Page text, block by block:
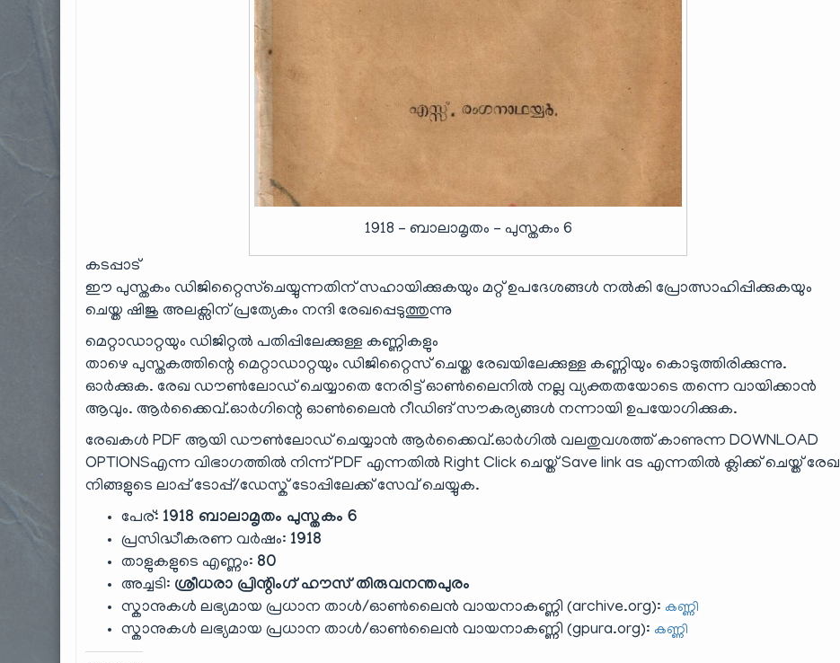
1918 – ബാലാമൃതം – പുസ്തകം 6
കടപ്പാട്
ഈ പുസ്തകം ഡിജിറ്റൈസ്ചെയ്യുന്നതിന് സഹായിക്കുകയും മറ്റ് ഉപദേശങ്ങൾ നൽകി പ്രോത്സാഹിപ്പിക്കുകയും
ചെയ്ത ഷിജു അലക്സിന് പ്രത്യേകം നന്ദി രേഖപ്പെടുത്തുന്നു
മെറ്റാഡാറ്റയും ഡിജിറ്റൽ പതിപ്പിലേക്കുള്ള കണ്ണികളും
താഴെ പുസ്തകത്തിന്റെ മെറ്റാഡാറ്റയും ഡിജിറ്റൈസ് ചെയ്ത രേഖയിലേക്കുള്ള കണ്ണിയും കൊടുത്തിരിക്കുന്നു.
ഓർക്കുക. രേഖ ഡൗൺലോഡ് ചെയ്യാതെ നേരിട്ട് ഓൺലൈനിൽ നല്ല വ്യക്തതയോടെ തന്നെ വായിക്കാൻ
ആവും. ആർക്കൈവ്.ഓർഗിന്റെ ഓൺലൈൻ റീഡിങ് സൗകര്യങ്ങൾ നന്നായി ഉപയോഗിക്കുക.
രേഖകൾ PDF ആയി ഡൗൺലോഡ് ചെയ്യാൻ ആർക്കൈവ്.ഓർഗിൽ വലതുവശത്ത് കാണുന്ന DOWNLOAD
OPTIONSഎന്ന വിഭാഗത്തിൽ നിന്ന് PDF എന്നതിൽ Right Click ചെയ്ത് Save link as എന്നതിൽ ക്ലിക്ക് ചെയ്ത് രേഖ
നിങ്ങളുടെ ലാപ്പ് ടോപ്പ്/ഡേസ്ക് ടോപ്പിലേക്ക് സേവ് ചെയ്യുക.
പേര്: 1918 ബാലാമൃതം പുസ്തകം 6
പ്രസിദ്ധീകരണ വർഷം: 1918
താളുകളുടെ എണ്ണം: 80
അച്ചടി: ശ്രീധരാ പ്രിന്റിംഗ് ഹൗസ് തിരുവനന്തപുരം
സ്കാനുകൾ ലഭ്യമായ പ്രധാന താൾ/ഓൺലൈൻ വായനാകണ്ണി (archive.org): കണ്ണി
സ്കാനുകൾ ലഭ്യമായ പ്രധാന താൾ/ഓൺലൈൻ വായനാകണ്ണി (gpura.org): കണ്ണി